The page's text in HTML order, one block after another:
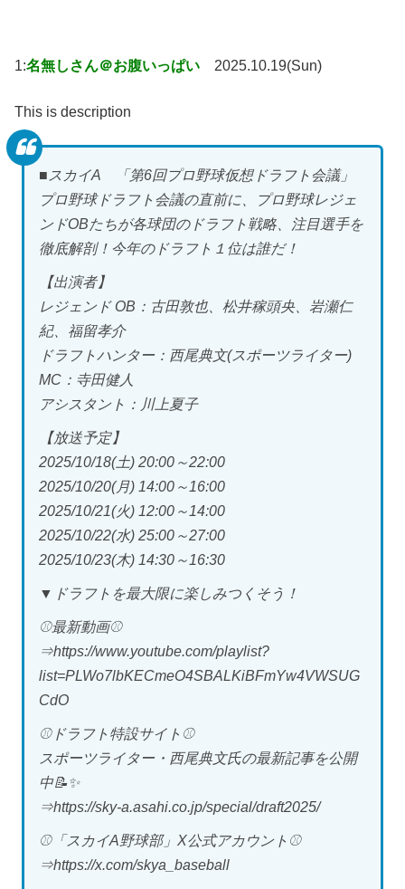
1:名無しさん＠お腹いっぱい 2025.10.19(Sun)
This is description
■スカイA 「第6回プロ野球仮想ドラフト会議」
プロ野球ドラフト会議の直前に、プロ野球レジェ
ンドOBたちが各球団のドラフト戦略、注目選手を
徹底解剖！今年のドラフト１位は誰だ！
【出演者】
レジェンド OB：古田敦也、松井稼頭央、岩瀬仁
紀、福留孝介
ドラフトハンター：西尾典文(スポーツライター)
MC：寺田健人
アシスタント：川上夏子
【放送予定】
2025/10/18(土) 20:00～22:00
2025/10/20(月) 14:00～16:00
2025/10/21(火) 12:00～14:00
2025/10/22(水) 25:00～27:00
2025/10/23(木) 14:30～16:30
▼ドラフトを最大限に楽しみつくそう！
⚾️最新動画⚾️
⇒https://www.youtube.com/playlist?
list=PLWo7lbKECmeO4SBALKiBFmYw4VWSUG
CdO
⚾️ドラフト特設サイト⚾️
スポーツライター・西尾典文氏の最新記事を公開
中📝✨
⇒https://sky-a.asahi.co.jp/special/draft2025/
⚾️「スカイA野球部」X公式アカウント⚾️
⇒https://x.com/skya_baseball